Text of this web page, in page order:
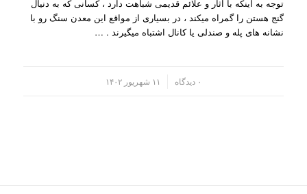
توجه به اینکه با آثار و علائم قدیمی شباهت دارد ، کسانی که به دنیال
گنج هستن را گمراه میکند ، در بسیاری از مواقع این معدن سنگ رو با
نشانه های پله و صندلی یا کانال اشتباه میگیرند . …
۰ دیدگاه ۱۱ شهریور ۱۴۰۲